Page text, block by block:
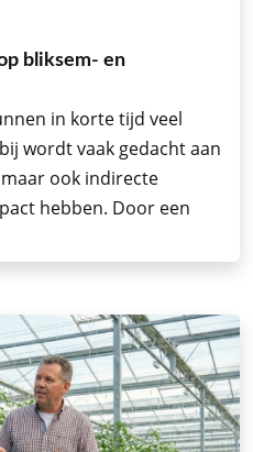
bliksem- en
in korte tijd veel
wordt vaak gedacht aan
ook indirecte
hebben. Door een